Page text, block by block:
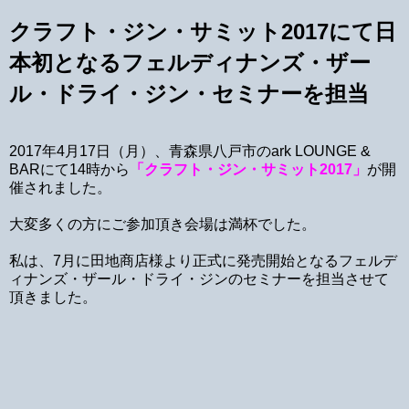
クラフト・ジン・サミット2017にて日
本初となるフェルディナンズ・ザー
ル・ドライ・ジン・セミナーを担当
2017年4月17日（月）、青森県八戸市のark LOUNGE &
BARにて14時から
「クラフト・ジン・サミット2017」 が開
催されました。
大変多くの方にご参加頂き会場は満杯でした。
私は、7月に田地商店様より正式に発売開始となるフェルデ
ィナンズ・ザール・ドライ・ジンのセミナーを担当させて
頂きました。